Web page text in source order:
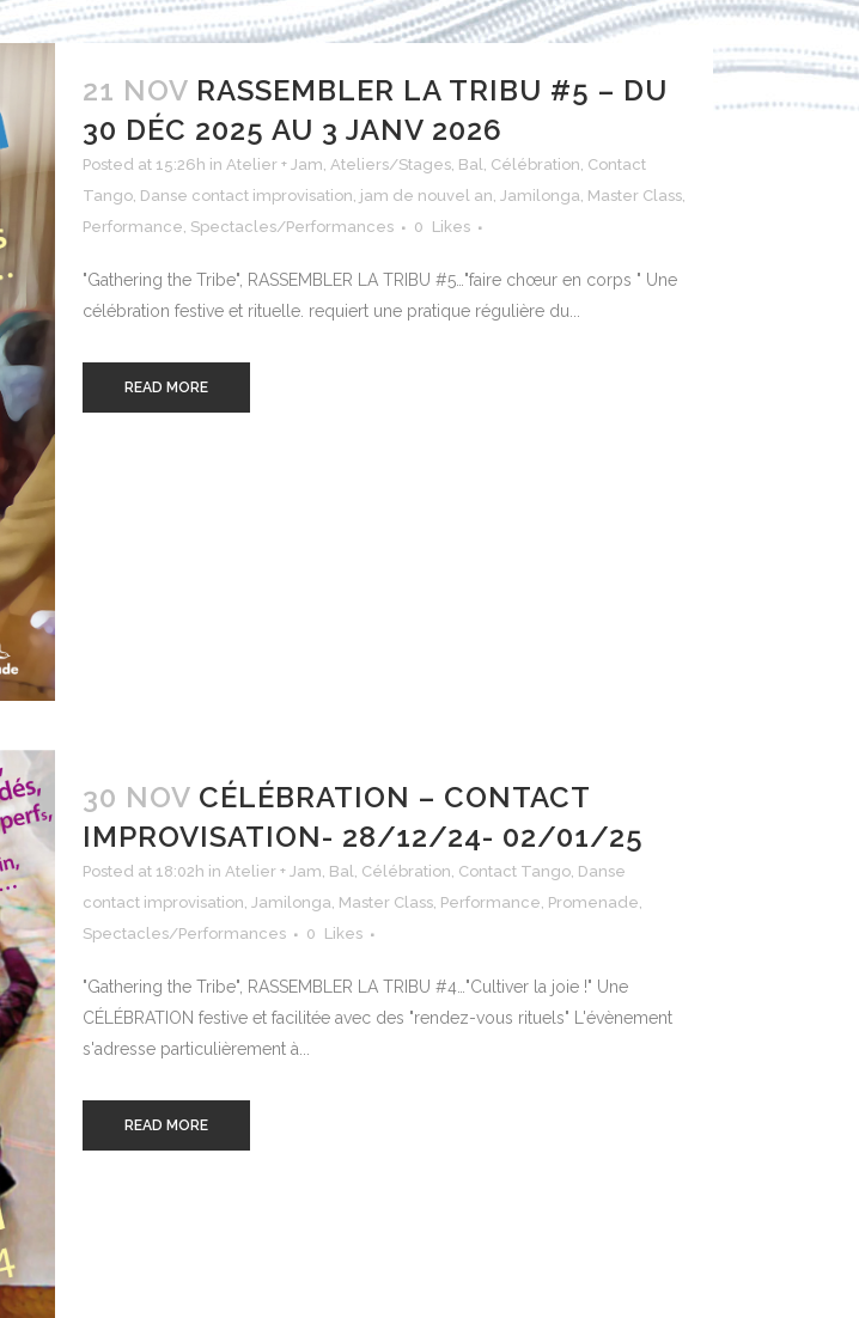
21 NOV RASSEMBLER LA TRIBU #5 – DU
30 DÉC 2025 AU 3 JANV 2026
Posted at 15:26h in Atelier + Jam Ateliers/Stages Bal Célébration Contact
Tango Danse contact improvisation jam de nouvel an Jamilonga Master Class
Performance Spectacles/Performances 0 Likes
"Gathering the Tribe", RASSEMBLER LA TRIBU #5…"faire chœur en corps " Une
célébration festive et rituelle. requiert une pratique régulière du...
READ MORE
30 NOV CÉLÉBRATION – CONTACT
IMPROVISATION- 28/12/24- 02/01/25
Posted at 18:02h in Atelier + Jam Bal Célébration Contact Tango Danse
contact improvisation
Jamilonga Master Class Performance Promenade
Spectacles/Performances
0 Likes
"Gathering the Tribe", RASSEMBLER LA TRIBU #4…"Cultiver la joie !" Une
CÉLÉBRATION festive et facilitée avec des "rendez-vous rituels" L'évènement
s'adresse particulièrement à...
READ MORE